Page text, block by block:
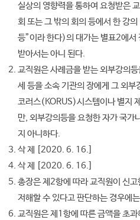
실상의 영향력을 통하여 요청받은
회 또는 그 밖의 회의 등에서 한 강
등”이라 한다)의 대가는 별표2에서
받아서는 아니 된다.
교직원은 사례금을 받는 외부강의
세 등을 소속 기관의 장에게 그 외
코러스(KORUS)시스템이나 별지
만, 외부강의등을 요청한 자가 국가
지 아니하다.
삭 제 [2020. 6. 16.]
삭 제 [2020. 6. 16.]
총장은 제2항에 따라 교직원이 신
저해할 수 있다고 판단하는 경우에
교직원은 제1항에 따른 금액을 초